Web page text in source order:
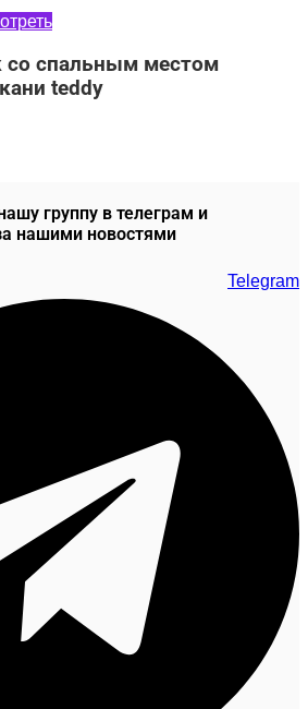
со спальным местом
teddy
группу в телеграм и
нашими новостями
Telegram